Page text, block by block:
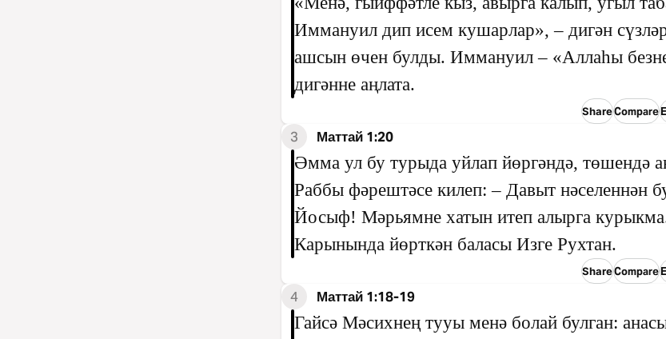
Иммануил дип исем кушарлар», – дигән
ашсын өчен булды. Иммануил – «Аллаһы
дигәнне аңлата.
ShareCompare
3 Маттай 1:20
Әмма ул бу турыда уйлап йөргәндә, төшендә
Раббы фәрештәсе килеп: – Давыт нәселеннән
Йосыф! Мәрьямне хатын итеп алырга
Карынында йөрткән баласы Изге Рухтан.
ShareCompare
4 Маттай 1:18-19
Гайсә Мәсихнең тууы менә болай булган: